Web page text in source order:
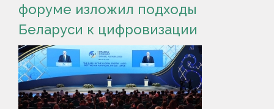
форуме изложил подходы
Беларуси к цифровизации